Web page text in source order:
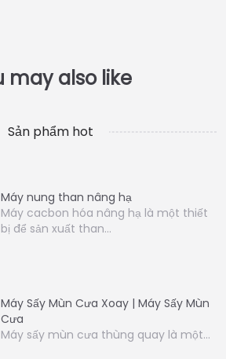
Sản phẩm hot
Máy nung than nâng hạ
Máy cacbon hóa nâng hạ là một thiết
bị để sản xuất than…
Máy Sấy Mùn Cưa Xoay | Máy Sấy Mùn
Cưa
Máy sấy mùn cưa thùng quay là một…